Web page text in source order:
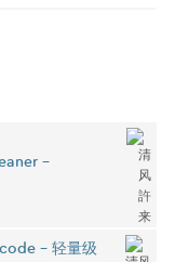
-
- 轻量级